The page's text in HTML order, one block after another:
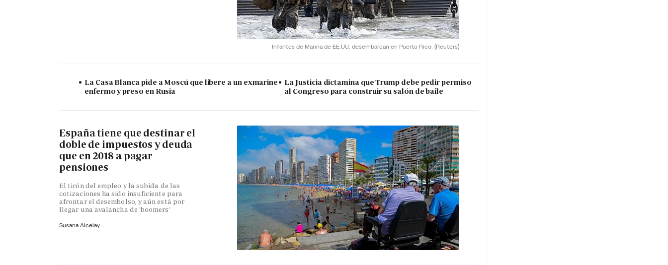
Infantes de Marina de EE.UU. desembarcan en Puerto Rico. (Reuters)
La Casa Blanca pide a Moscú que libere a un exmarine
enfermo y preso en Rusia
La Justicia dictamina que Trump debe pedir permiso
al Congreso para construir su salón de baile
España tiene que destinar el
doble de impuestos y deuda
que en 2018 a pagar
pensiones
El tirón del empleo y la subida de las
cotizaciones ha sido insuficiente para
afrontar el desembolso, y aún está por
llegar una avalancha de 'boomers'
Susana Alcelay